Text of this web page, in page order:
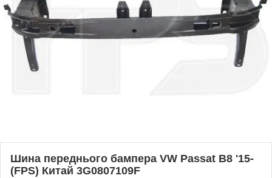
Шина переднього бампера VW Passat B8 '15-
(FPS) Китай 3G0807109F